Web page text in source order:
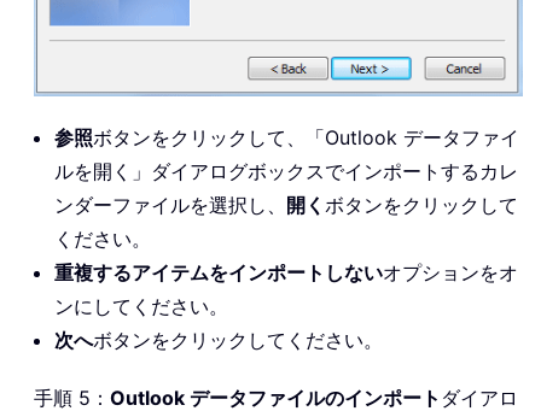
参照ボタンをクリックして、「Outlook データファイ
ルを開く」ダイアログボックスでインポートするカレ
ンダーファイルを選択し、 開く ボタンをクリックして
ください。
重複するアイテムをインポートしないオプションをオ
ンにしてください。
次へボタンをクリックしてください。
手順 5： Outlook データファイルのインポート ダイアロ